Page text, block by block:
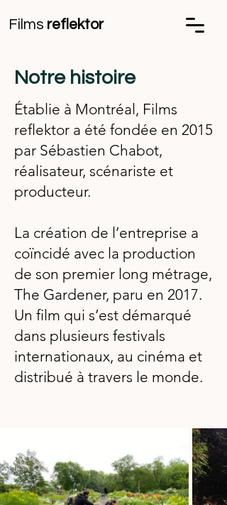
Films reflektor
Notre histoire
Établie à Montréal, Films
reflektor a été fondée en 2015
par Sébastien Chabot,
réalisateur, scénariste et
producteur.
La création de l’entreprise a
coïncidé avec la production
de son premier long métrage,
The Gardener, paru en 2017.
Un film qui s’est démarqué
dans plusieurs festivals
internationaux, au cinéma et
distribué à travers le monde.